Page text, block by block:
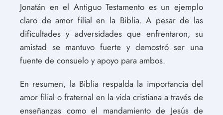
Jonatán en el Antiguo Testamento es un ejemplo
claro de amor filial en la Biblia. A pesar de las
dificultades y adversidades que enfrentaron, su
amistad se mantuvo fuerte y demostró ser una
fuente de consuelo y apoyo para ambos.
En resumen, la Biblia respalda la importancia del
amor filial o fraternal en la vida cristiana a través de
enseñanzas como el mandamiento de Jesús de